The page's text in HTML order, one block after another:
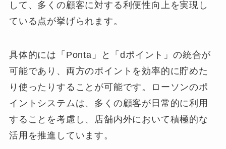
して、多くの顧客に対する利便性向上を実現し
ている点が挙げられます。
具体的には「Ponta」と「dポイント」の統合が
可能であり、両方のポイントを効率的に貯めた
り使ったりすることが可能です。ローソンのポ
イントシステムは、多くの顧客が日常的に利用
することを考慮し、店舗内外において積極的な
活用を推進しています。